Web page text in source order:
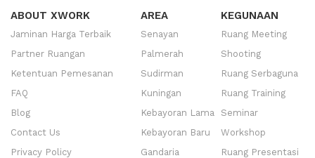
ABOUT XWORK
Jaminan Harga Terbaik
Partner Ruangan
Ketentuan Pemesanan
FAQ
Blog
Contact Us
Privacy Policy
AREA
Senayan
Palmerah
Sudirman
Kuningan
Kebayoran Lama
Kebayoran Baru
Gandaria
KEGUNAAN
Ruang Meeting
Shooting
Ruang Serbaguna
Ruang Training
Seminar
Workshop
Ruang Presentasi